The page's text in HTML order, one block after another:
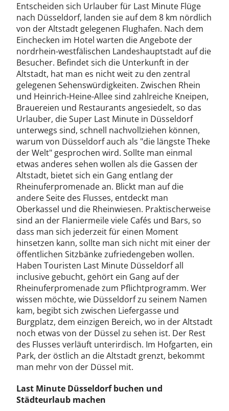
Entscheiden sich Urlauber für Last Minute Flüge
nach Düsseldorf, landen sie auf dem 8 km nördlich
von der Altstadt gelegenen Flughafen. Nach dem
Einchecken im Hotel warten die Angebote der
nordrhein-westfälischen Landeshauptstadt auf die
Besucher. Befindet sich die Unterkunft in der
Altstadt, hat man es nicht weit zu den zentral
gelegenen Sehenswürdigkeiten. Zwischen Rhein
und Heinrich-Heine-Allee sind zahlreiche Kneipen,
Brauereien und Restaurants angesiedelt, so das
Urlauber, die Super Last Minute in Düsseldorf
unterwegs sind, schnell nachvollziehen können,
warum von Düsseldorf auch als "die längste Theke
der Welt" gesprochen wird. Sollte man einmal
etwas anderes sehen wollen als die Gassen der
Altstadt, bietet sich ein Gang entlang der
Rheinuferpromenade an. Blickt man auf die
andere Seite des Flusses, entdeckt man
Oberkassel und die Rheinwiesen. Praktischerweise
sind an der Flaniermeile viele Cafés und Bars, so
dass man sich jederzeit für einen Moment
hinsetzen kann, sollte man sich nicht mit einer der
öffentlichen Sitzbänke zufriedengeben wollen.
Haben Touristen Last Minute Düsseldorf all
inclusive gebucht, gehört ein Gang auf der
Rheinuferpromenade zum Pflichtprogramm. Wer
wissen möchte, wie Düsseldorf zu seinem Namen
kam, begibt sich zwischen Liefergasse und
Burgplatz, dem einzigen Bereich, wo in der Altstadt
noch etwas von der Düssel zu sehen ist. Der Rest
des Flusses verläuft unterirdisch. Im Hofgarten, ein
Park, der östlich an die Altstadt grenzt, bekommt
man mehr von der Düssel mit.
Last Minute Düsseldorf buchen und
Städteurlaub machen